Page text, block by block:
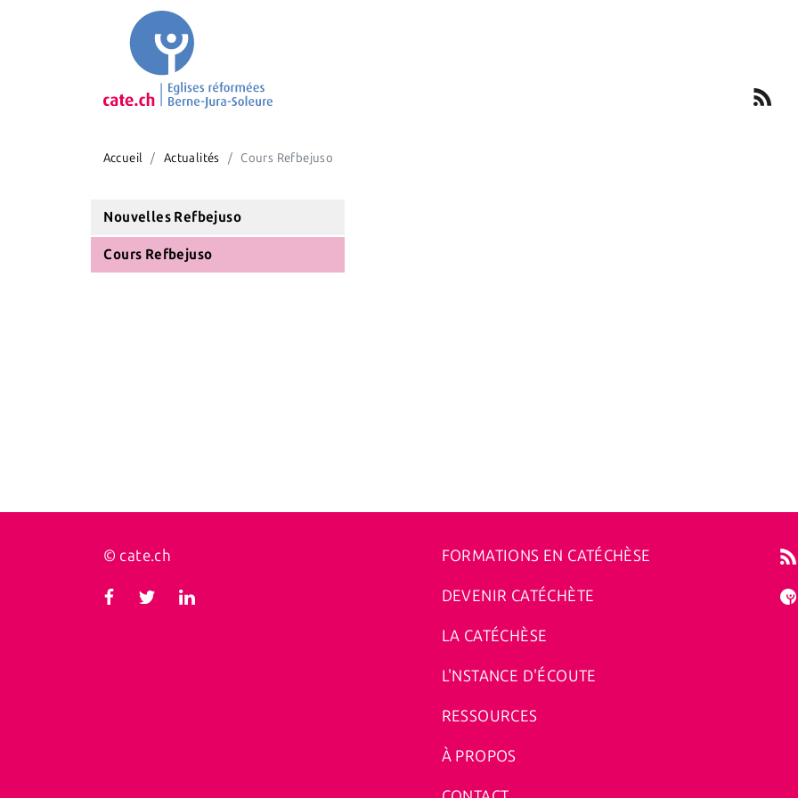
Accueil Actualités Cours Refbejuso
Nouvelles Refbejuso
Cours Refbejuso
© cate.ch FORMATIONS EN CATÉCHÈSE
DEVENIR CATÉCHÈTE
LA CATÉCHÈSE
L'NSTANCE D'ÉCOUTE
RESSOURCES
À PROPOS